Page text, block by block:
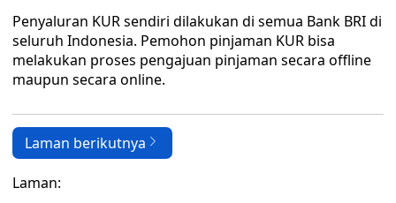
Penyaluran KUR sendiri dilakukan di semua Bank BRI di
seluruh Indonesia. Pemohon pinjaman KUR bisa
melakukan proses pengajuan pinjaman secara offline
maupun secara online.
Laman berikutnya
Laman: